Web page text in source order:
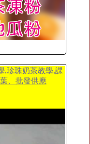
,珍珠奶茶教學,課
、批發供應